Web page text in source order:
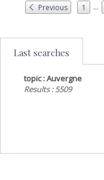
Previous 1 ...
Last searches
topic : Auvergne
Results : 5509